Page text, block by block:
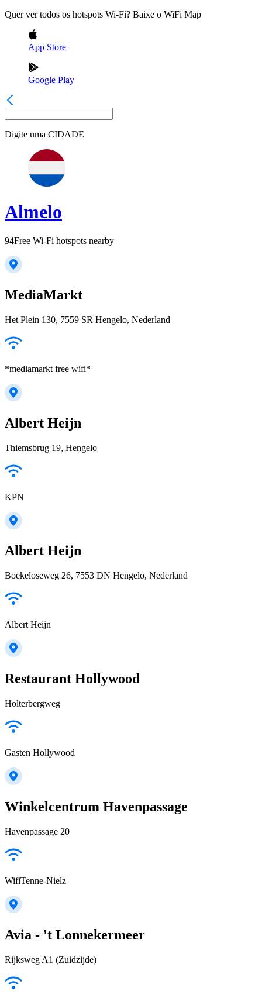
Quer ver todos os hotspots Wi-Fi? Baixe o WiFi Map
App Store
Google Play
Digite uma CIDADE
Almelo
94Free Wi-Fi hotspots nearby
MediaMarkt
Het Plein 130, 7559 SR Hengelo, Nederland
*mediamarkt free wifi*
Albert Heijn
Thiemsbrug 19, Hengelo
KPN
Albert Heijn
Boekeloseweg 26, 7553 DN Hengelo, Nederland
Albert Heijn
Restaurant Hollywood
Holterbergweg
Gasten Hollywood
Winkelcentrum Havenpassage
Havenpassage 20
WifiTenne-Nielz
Avia - 't Lonnekermeer
Rijksweg A1 (Zuidzijde)